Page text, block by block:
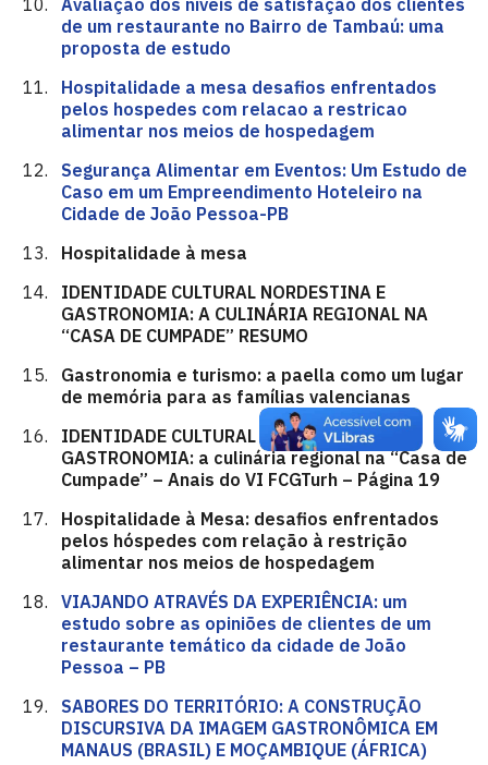
Avaliação dos níveis de satisfação dos clientes
de um restaurante no Bairro de Tambaú: uma
proposta de estudo
Hospitalidade a mesa desafios enfrentados
pelos hospedes com relacao a restricao
alimentar nos meios de hospedagem
Segurança Alimentar em Eventos: Um Estudo de
Caso em um Empreendimento Hoteleiro na
Cidade de João Pessoa-PB
Hospitalidade à mesa
IDENTIDADE CULTURAL NORDESTINA E
GASTRONOMIA: A CULINÁRIA REGIONAL NA
“CASA DE CUMPADE” RESUMO
Gastronomia e turismo: a paella como um lugar
de memória para as famílias valencianas
IDENTIDADE CULTURAL NORDESTINA E
GASTRONOMIA: a culinária regional na “Casa de
Cumpade” – Anais do VI FCGTurh – Página 19
Hospitalidade à Mesa: desafios enfrentados
pelos hóspedes com relação à restrição
alimentar nos meios de hospedagem
VIAJANDO ATRAVÉS DA EXPERIÊNCIA: um
estudo sobre as opiniões de clientes de um
restaurante temático da cidade de João
Pessoa – PB
SABORES DO TERRITÓRIO: A CONSTRUÇÃO
DISCURSIVA DA IMAGEM GASTRONÔMICA EM
MANAUS (BRASIL) E MOÇAMBIQUE (ÁFRICA)